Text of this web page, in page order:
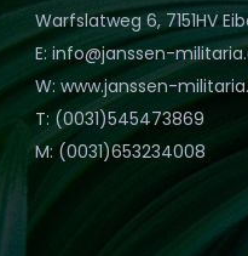
Warfslatweg 6, 7151HV
E: info@janssen-
W: www.janssen-
T: (0031)545473869
M: (0031)653234008